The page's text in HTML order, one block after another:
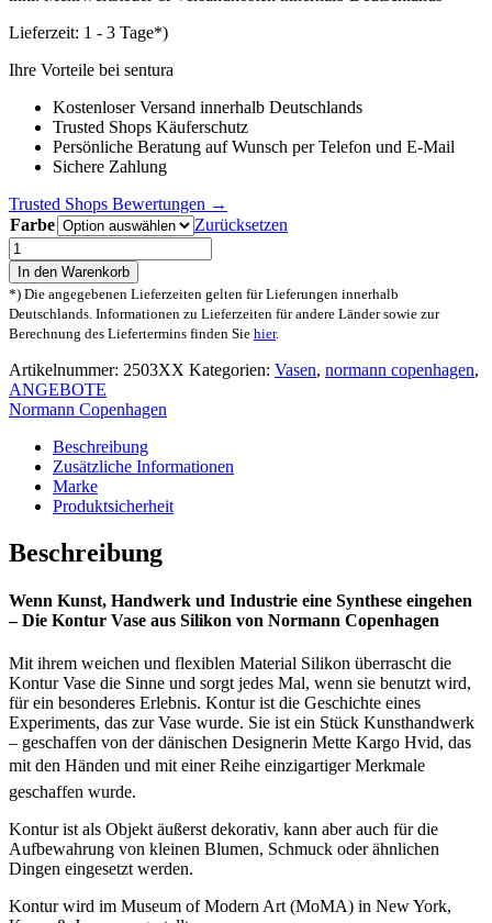
Lieferzeit: 1 - 3 Tage*)
Ihre Vorteile bei sentura
Kostenloser Versand innerhalb Deutschlands
Trusted Shops Käuferschutz
Persönliche Beratung auf Wunsch per Telefon und E-Mail
Sichere Zahlung
Trusted Shops Bewertungen →
Farbe
Zurücksetzen
NORMANN
COPENHAGEN
Kontur
Vase
Menge
In den Warenkorb
*) Die angegebenen Lieferzeiten gelten für Lieferungen innerhalb
Deutschlands. Informationen zu Lieferzeiten für andere Länder sowie zur
Berechnung des Liefertermins finden Sie hier.
Artikelnummer: 2503XX Kategorien: Vasen, normann copenhagen,
ANGEBOTE
Normann Copenhagen
Beschreibung
Zusätzliche Informationen
Marke
Produktsicherheit
Beschreibung
Wenn Kunst, Handwerk und Industrie eine Synthese eingehen
– Die Kontur Vase aus Silikon von Normann Copenhagen
Mit ihrem weichen und flexiblen Material Silikon überrascht die
Kontur Vase die Sinne und sorgt jedes Mal, wenn sie benutzt wird,
für ein besonderes Erlebnis. Kontur ist die Geschichte eines
Experiments, das zur Vase wurde. Sie ist ein Stück Kunsthandwerk
– geschaffen von der dänischen Designerin Mette Kargo Hvid, das
mit den Händen und mit einer Reihe einzigartiger Merkmale
geschaffen wurde.
Kontur ist als Objekt äußerst dekorativ, kann aber auch für die
Aufbewahrung von kleinen Blumen, Schmuck oder ähnlichen
Dingen eingesetzt werden.
Kontur wird im Museum of Modern Art (MoMA) in New York,